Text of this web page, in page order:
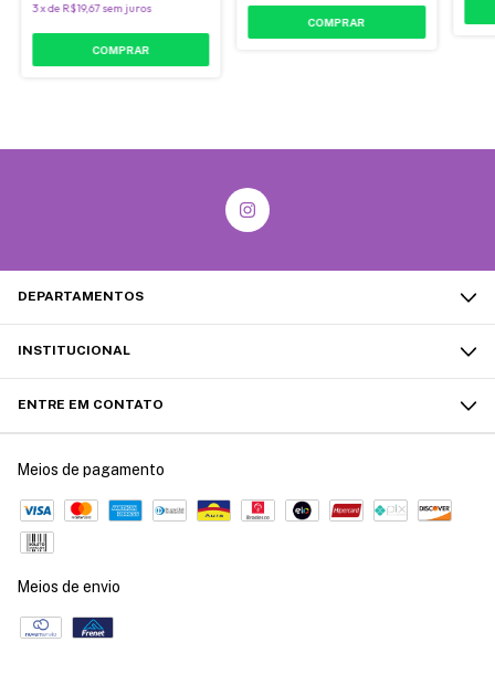
3xdeR$19,67 sem juros
COMPRAR
COMPRAR
DEPARTAMENTOS
INSTITUCIONAL
ENTRE EM CONTATO
Meios de pagamento
Meios de envio